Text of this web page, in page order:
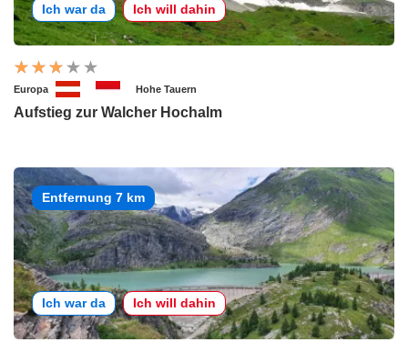
Ich war da Ich will dahin
Europa Hohe Tauern
Aufstieg zur Walcher Hochalm
Entfernung 7 km
Ich war da Ich will dahin